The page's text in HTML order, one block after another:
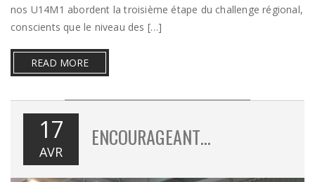
nos U14M1 abordent la troisième étape du challenge régional,
conscients que le niveau des […]
READ MORE
17
AVR
ENCOURAGEANT…